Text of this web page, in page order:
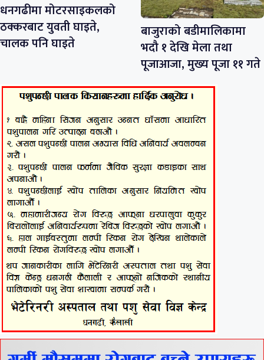
धनगढीमा मोटरसाइकलको
ठक्करबाट युवती घाइते,
चालक पनि घाइते
बाजुराको बडीमालिकामा
भदौ १ देखि मेला तथा
पूजाआजा, मुख्य पूजा ११ गते